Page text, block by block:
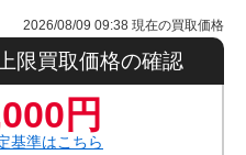
2026/08/09 09:38 現在の買取価格
限買取価格の確認
円
基準はこちら